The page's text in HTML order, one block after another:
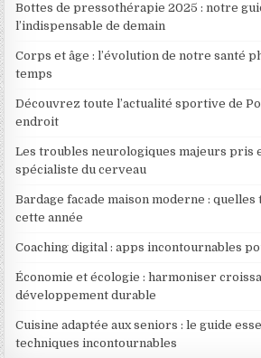
Bottes de pressothérapie 2025 : notre
l’indispensable de demain
Corps et âge : l’évolution de notre santé
temps
Découvrez toute l’actualité sportive de
endroit
Les troubles neurologiques majeurs pris
spécialiste du cerveau
Bardage facade maison moderne :
cette année
Coaching digital : apps incontournables
Économie et écologie : harmoniser
développement durable
Cuisine adaptée aux seniors : le guide
techniques incontournables